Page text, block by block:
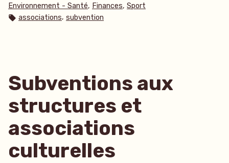
dans
Environnement - Santé, Finances, Sport
Étiquettes :
associations, subvention
Subventions aux
structures et
associations
culturelles